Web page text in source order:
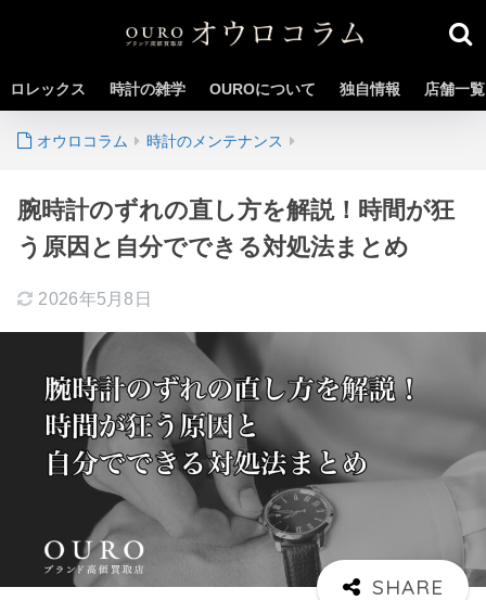
ロレックス 時計の雑学 OUROについて 独自情報 店舗一覧
時計のメンテナンス
腕時計のずれの直し方を解説！時間が狂
う原因と自分でできる対処法まとめ
2026年5月8日